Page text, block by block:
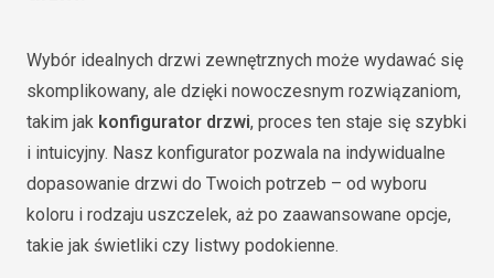
Wybór idealnych drzwi zewnętrznych może wydawać się
skomplikowany, ale dzięki nowoczesnym rozwiązaniom,
takim jak konfigurator drzwi, proces ten staje się szybki
i intuicyjny. Nasz konfigurator pozwala na indywidualne
dopasowanie drzwi do Twoich potrzeb – od wyboru
koloru i rodzaju uszczelek, aż po zaawansowane opcje,
takie jak świetliki czy listwy podokienne.